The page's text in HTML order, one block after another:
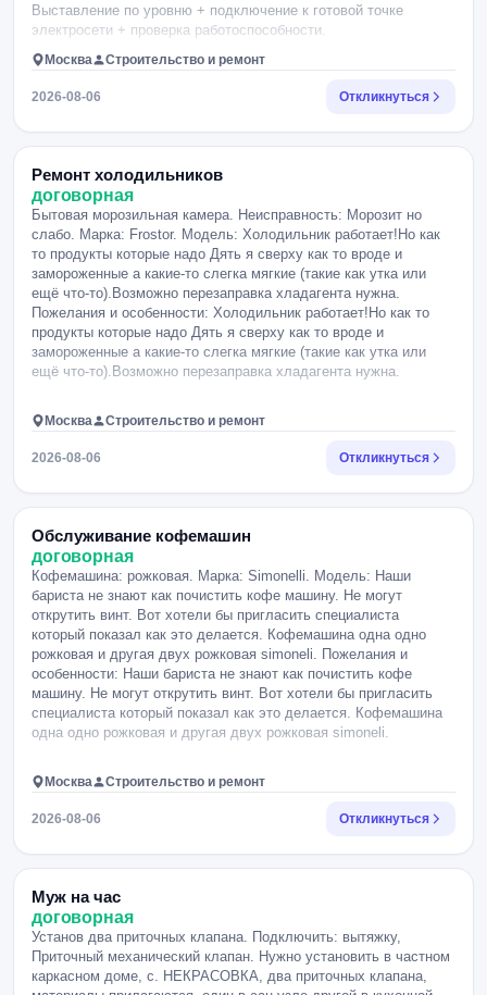
Выставление по уровню + подключение к готовой точке
электросети + проверка работоспособности.
Москва Строительство и ремонт
2026-08-06 Откликнуться
Ремонт холодильников
договорная
Бытовая морозильная камера. Неисправность: Морозит но
слабо. Марка: Frostor. Модель: Холодильник работает!Но как
то продукты которые надо Дять я сверху как то вроде и
замороженные а какие-то слегка мягкие (такие как утка или
ещё что-то).Возможно перезаправка хладагента нужна.
Пожелания и особенности: Холодильник работает!Но как то
продукты которые надо Дять я сверху как то вроде и
замороженные а какие-то слегка мягкие (такие как утка или
ещё что-то).Возможно перезаправка хладагента нужна.
Москва Строительство и ремонт
2026-08-06 Откликнуться
Обслуживание кофемашин
договорная
Кофемашина: рожковая. Марка: Simonelli. Модель: Наши
бариста не знают как почистить кофе машину. Не могут
открутить винт. Вот хотели бы пригласить специалиста
который показал как это делается. Кофемашина одна одно
рожковая и другая двух рожковая simoneli. Пожелания и
особенности: Наши бариста не знают как почистить кофе
машину. Не могут открутить винт. Вот хотели бы пригласить
специалиста который показал как это делается. Кофемашина
одна одно рожковая и другая двух рожковая simoneli.
Москва Строительство и ремонт
2026-08-06 Откликнуться
Муж на час
договорная
Установ два приточных клапана. Подключить: вытяжку,
Приточный механический клапан. Нужно установить в частном
каркасном доме, с. НЕКРАСОВКА, два приточных клапана,